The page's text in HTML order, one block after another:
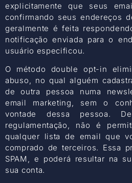
explicitamente que seus
confirmando seus endereços
geralmente é feita
notificação enviada para o
usuário especificou.
O método double opt-in
abuso, no qual alguém
de outra pessoa numa
email marketing, sem o
vontade dessa pessoa.
regulamentação, não é
qualquer lista de email que
comprado de terceiros. Essa
SPAM, e poderá resultar na
sua conta.